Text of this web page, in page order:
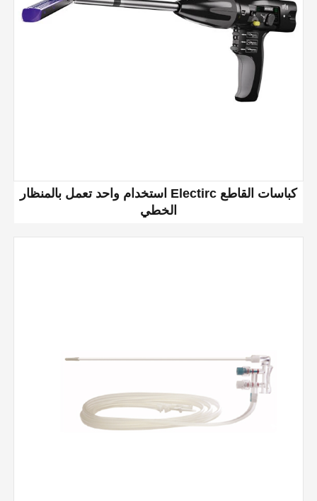
استخدام واحد تعمل بالمنظار Electirc كباسات القاطع
الخطي